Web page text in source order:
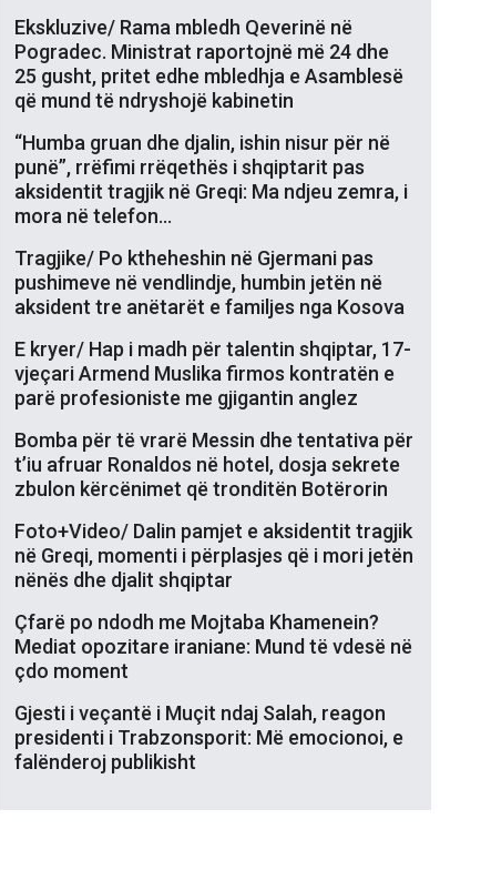
Ekskluzive/ Rama mbledh Qeverinë në
Pogradec. Ministrat raportojnë më 24 dhe
25 gusht, pritet edhe mbledhja e Asamblesë
që mund të ndryshojë kabinetin
“Humba gruan dhe djalin, ishin nisur për në
punë”, rrëfimi rrëqethës i shqiptarit pas
aksidentit tragjik në Greqi: Ma ndjeu zemra, i
mora në telefon…
Tragjike/ Po ktheheshin në Gjermani pas
pushimeve në vendlindje, humbin jetën në
aksident tre anëtarët e familjes nga Kosova
E kryer/ Hap i madh për talentin shqiptar, 17-
vjeçari Armend Muslika firmos kontratën e
parë profesioniste me gjigantin anglez
Bomba për të vrarë Messin dhe tentativa për
t’iu afruar Ronaldos në hotel, dosja sekrete
zbulon kërcënimet që tronditën Botërorin
Foto+Video/ Dalin pamjet e aksidentit tragjik
në Greqi, momenti i përplasjes që i mori jetën
nënës dhe djalit shqiptar
Çfarë po ndodh me Mojtaba Khamenein?
Mediat opozitare iraniane: Mund të vdesë në
çdo moment
Gjesti i veçantë i Muçit ndaj Salah, reagon
presidenti i Trabzonsporit: Më emocionoi, e
falënderoj publikisht